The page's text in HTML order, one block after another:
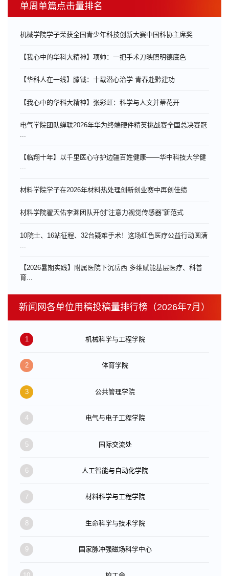
单周单篇点击量排名
机械学院学子荣获全国青少年科技创新大赛中国科协主席奖
【我心中的华科大精神】项帅：一把手术刀映照明德底色
【华科人在一线】滕钺：十载潜心治学 青春赴黔建功
【我心中的华科大精神】张彩虹：科学与人文并蒂花开
电气学院团队蝉联2026年华为终端硬件精英挑战赛全国总决赛冠
...
【临翔十年】以千里医心守护边疆百姓健康——华中科技大学健
...
材料学院学子在2026年材料热处理创新创业赛中再创佳绩
材料学院翟天佑李渊团队开创“注意力视觉传感器”新范式
10院士、16站征程、32台疑难手术！这场红色医疗公益行动圆满
【2026暑期实践】附属医院下沉岳西 多维赋能基层医疗、科普
育...
新闻网各单位用稿投稿量排行榜（2026年7月）
1 机械科学与工程学院
2 体育学院
3 公共管理学院
4 电气与电子工程学院
5 国际交流处
6 人工智能与自动化学院
7 材料科学与工程学院
8 生命科学与技术学院
9 国家脉冲强磁场科学中心